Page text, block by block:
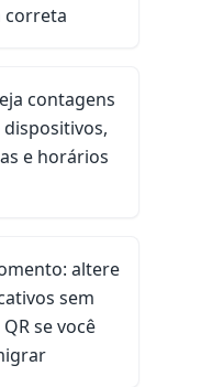
correta
contagens
e horários
altere
sem
se você